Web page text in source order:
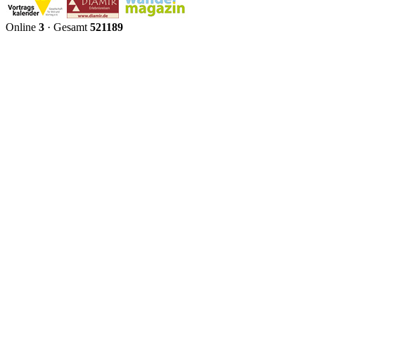
Online 3 · Gesamt 521189